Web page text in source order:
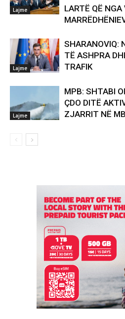
Lajme
LARTË QË
Lajme
SHARANOVIQ:
TË ASHPRA
TRAFIK
Lajme
MPB: SHTABI
ÇDO DITË
ZJARRIT NË